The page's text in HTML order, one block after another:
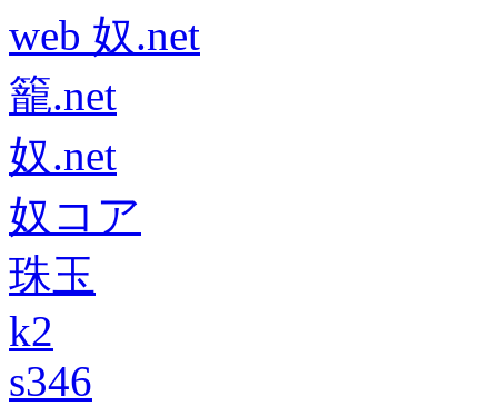
web 奴.net
籠.net
奴.net
奴コア
珠玉
k2
s346